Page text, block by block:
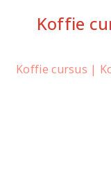
Koffie
Koffie cursus |